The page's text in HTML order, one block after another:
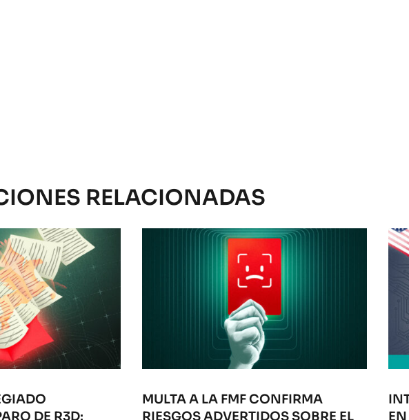
RELACIONADAS
DE R3D:
MULTA A LA FMF CONFIRMA
RIESGOS ADVERTIDOS SOBRE EL